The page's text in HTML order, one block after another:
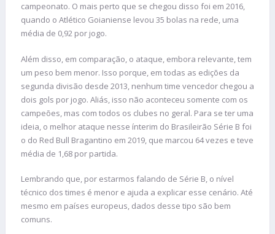
campeonato. O mais perto que se chegou disso foi em 2016,
quando o Atlético Goianiense levou 35 bolas na rede, uma
média de 0,92 por jogo.
Além disso, em comparação, o ataque, embora relevante, tem
um peso bem menor. Isso porque, em todas as edições da
segunda divisão desde 2013, nenhum time vencedor chegou a
dois gols por jogo. Aliás, isso não aconteceu somente com os
campeões, mas com todos os clubes no geral. Para se ter uma
ideia, o melhor ataque nesse ínterim do Brasileirão Série B foi
o do Red Bull Bragantino em 2019, que marcou 64 vezes e teve
média de 1,68 por partida.
Lembrando que, por estarmos falando de Série B, o nível
técnico dos times é menor e ajuda a explicar esse cenário. Até
mesmo em países europeus, dados desse tipo são bem
comuns.